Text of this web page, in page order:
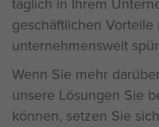
geschäftlichen
unternehmensweit
Wenn Sie mehr
unsere Lösungen Sie
können, setzen Sie